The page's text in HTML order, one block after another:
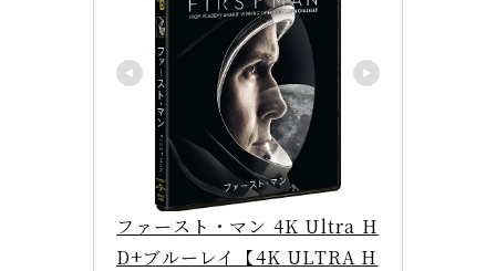
ファースト・マン 4K Ultra H
D+ブルーレイ【4K ULTRA H